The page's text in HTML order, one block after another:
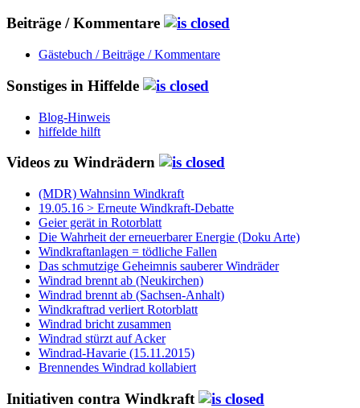
Beiträge / Kommentare
Gästebuch / Beiträge / Kommentare
Sonstiges in Hiffelde
Blog-Hinweis
hiffelde hilft
Videos zu Windrädern
(MDR) Wahnsinn Windkraft
19.05.16 > Erneute Windkraft-Debatte
Geier gerät in Rotorblatt
Die Wahrheit der erneuerbarer Energie (Doku Arte)
Windkraftanlagen = tödliche Fallen
Das schmutzige Geheimnis sauberer Windräder
Windrad brennt ab (Neukirchen)
Windrad brennt ab (Sachsen-Anhalt)
Windkraftrad verliert Rotorblatt
Windrad bricht zusammen
Windrad stürzt auf Acker
Windrad-Havarie (15.11.2015)
Brennendes Windrad kollabiert
Initiativen contra Windkraft